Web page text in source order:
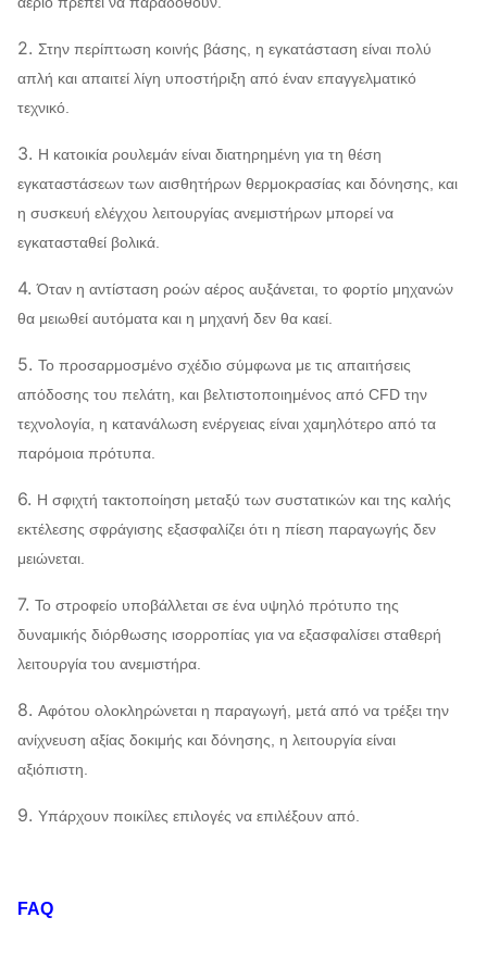
2. Στην περίπτωση κοινής βάσης, η εγκατάσταση είναι πολύ
απλή και απαιτεί λίγη υποστήριξη από έναν επαγγελματικό
τεχνικό.
3. Η κατοικία ρουλεμάν είναι διατηρημένη για τη θέση
εγκαταστάσεων των αισθητήρων θερμοκρασίας και δόνησης, και
η συσκευή ελέγχου λειτουργίας ανεμιστήρων μπορεί να
εγκατασταθεί βολικά.
4.Όταν η αντίσταση ροών αέρος αυξάνεται, το φορτίο μηχανών
θα μειωθεί αυτόματα και η μηχανή δεν θα καεί.
5. Το προσαρμοσμένο σχέδιο σύμφωνα με τις απαιτήσεις
απόδοσης του πελάτη, και βελτιστοποιημένος από CFD την
τεχνολογία, η κατανάλωση ενέργειας είναι χαμηλότερο από τα
παρόμοια πρότυπα.
6. Η σφιχτή τακτοποίηση μεταξύ των συστατικών και της καλής
εκτέλεσης σφράγισης εξασφαλίζει ότι η πίεση παραγωγής δεν
μειώνεται.
7. Το στροφείο υποβάλλεται σε ένα υψηλό πρότυπο της
δυναμικής διόρθωσης ισορροπίας για να εξασφαλίσει σταθερή
λειτουργία του ανεμιστήρα.
8. Αφότου ολοκληρώνεται η παραγωγή, μετά από να τρέξει την
ανίχνευση αξίας δοκιμής και δόνησης, η λειτουργία είναι
αξιόπιστη.
9. Υπάρχουν ποικίλες επιλογές να επιλέξουν από.
FAQ